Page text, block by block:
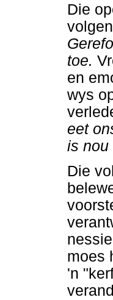
Die
toe.
en
wys
eet
is nou
Die
moes
'n